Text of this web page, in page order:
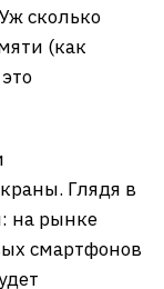
сколько
(как
Глядя в
на рынке
смартфонов